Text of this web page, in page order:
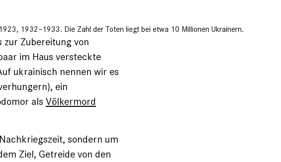
1932–1933. Die Zahl der Toten liegt bei etwa 10 Millionen Ukrainern.
zur Zubereitung von
im Haus versteckte
ukrainisch nennen wir es
ein
als Völkermord
sondern um
Ziel, Getreide von den